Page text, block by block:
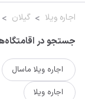
اجاره ویلا گیلان
جستجو در
اجاره ویلا ماسال
اجاره ویلا